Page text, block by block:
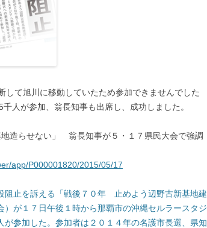
て旭川に移動していたため参加できませんでした
人が参加、翁長知事も出席し、成功しました。
造らせない」 翁長知事が５・１７県民大会で強調
app/P000001820/2015/05/17
阻止を訴える「戦後７０年 止めよう辺野古新基地建
が１７日午後１時から那覇市の沖縄セルラースタジ
参加した。参加者は２０１４年の名護市長選、県知